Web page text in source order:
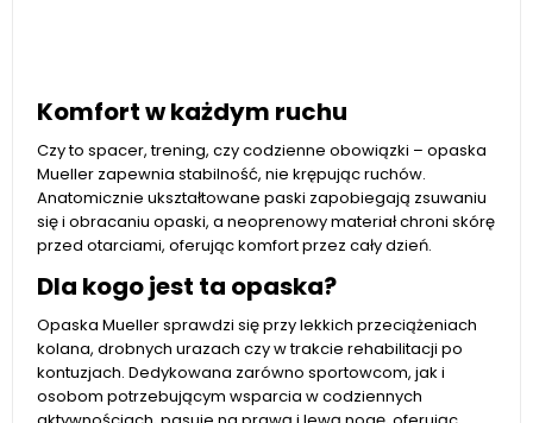
Komfort w każdym ruchu
Czy to spacer, trening, czy codzienne obowiązki – opaska
Mueller zapewnia stabilność, nie krępując ruchów.
Anatomicznie ukształtowane paski zapobiegają zsuwaniu
się i obracaniu opaski, a neoprenowy materiał chroni skórę
przed otarciami, oferując komfort przez cały dzień.
Dla kogo jest ta opaska?
Opaska Mueller sprawdzi się przy lekkich przeciążeniach
kolana, drobnych urazach czy w trakcie rehabilitacji po
kontuzjach. Dedykowana zarówno sportowcom, jak i
osobom potrzebującym wsparcia w codziennych